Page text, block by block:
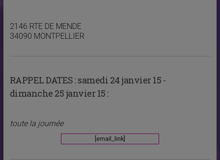
2146 RTE DE MENDE
34090 MONTPELLIER
RAPPEL DATES :samedi 24 janvier 15 -
dimanche 25 janvier 15 :
toute la journée
[email_link]